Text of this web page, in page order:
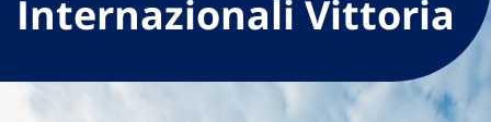
Internazionali Vittoria